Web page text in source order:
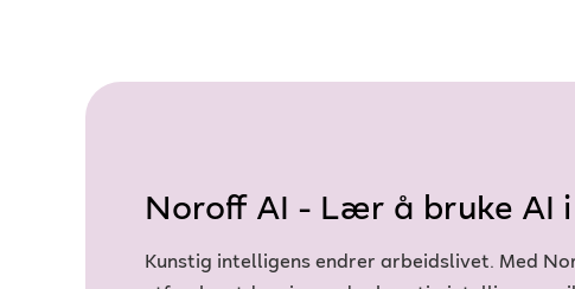
Noroff AI - Lær å bruke AI
Kunstig intelligens endrer arbeidslivet. Med